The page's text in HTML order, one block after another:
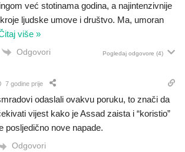
već stotinama godina, a najintenzivnije
ljudske umove i društvo. Ma, umoran
više »
Odgovori Pogledaj odgovore (4)
7 godine prije
odaslali ovakvu poruku, to znači da
vijest kako je Assad zaista i “koristio”
posljedično nove napade.
Odgovori